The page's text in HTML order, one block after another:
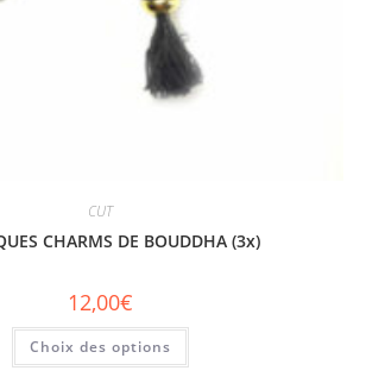
CUT
CHARMS DE BOUDDHA (3x)
12,00€
Choix des options